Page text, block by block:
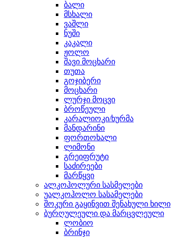
ბალი
მსხალი
ვაშლი
ნუში
კაკალი
ჟოლო
შავი მოცხარი
თუთა
გოჯიბერი
მოცხარი
ლურჯი მოცვი
ბროწეული
კარალიოკი/ხურმა
მანდარინი
ფორთოხალი
ლიმონი
გრეიფრუტი
საძირეები
მარწყვი
ალკოჰოლური სასმელები
უალკოჰოლო სასამელები
შოკური გაყინვით შენახული ხილი
ბურღულეული და მარცვლეული
ლობიო
ბრინჯი